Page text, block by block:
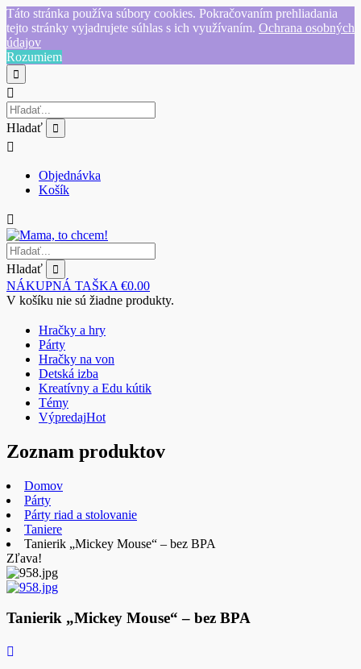
Táto stránka používa súbory cookies. Pokračovaním prehliadania
tejto stránky vyjadrujete súhlas s ich využívaním. Ochrana osobných
údajov
Rozumiem
Hladať
Objednávka
Košík
Hladať
NÁKUPNÁ TAŠKA €0.00
V košíku nie sú žiadne produkty.
Hračky a hry
Párty
Hračky na von
Detská izba
Kreatívny a Edu kútik
Témy
VýpredajHot
Zoznam produktov
Domov
Párty
Párty riad a stolovanie
Taniere
Tanierik „Mickey Mouse“ – bez BPA
Zľava!
Tanierik „Mickey Mouse“ – bez BPA